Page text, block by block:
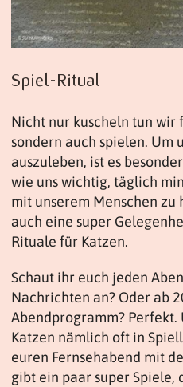
Spiel-Ritual
Nicht nur kuscheln tun wir
sondern auch spielen. Um
auszuleben, ist es
wie uns wichtig, täglich
mit unserem Menschen zu
auch eine super
Rituale für Katzen.
Schaut ihr euch jeden
Nachrichten an? Oder ab
Abendprogramm? Perfekt.
Katzen nämlich oft in
euren Fernsehabend mit
gibt ein paar super Spiele,